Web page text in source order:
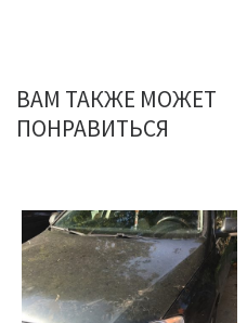
ВАМ ТАКЖЕ МОЖЕТ
ПОНРАВИТЬСЯ